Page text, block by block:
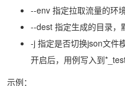
--env 指定拉取流量的环
--dest 指定生成的目录，
-j 指定是否切换json文件
开启后，用例写入到
示例：